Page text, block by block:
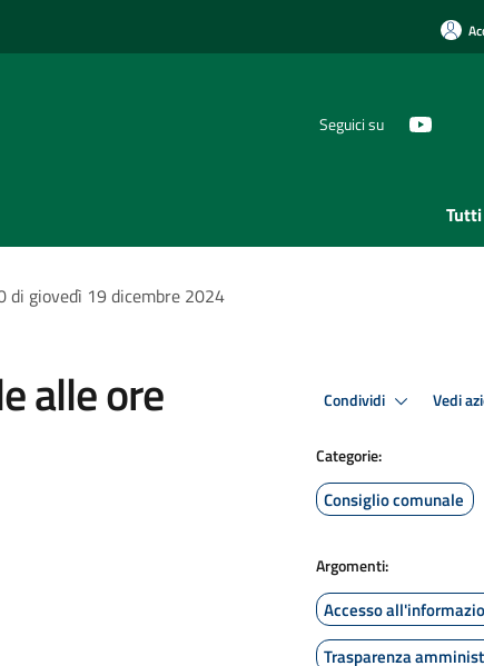
Seguici su
di giovedì 19 dicembre 2024
alle ore
Condividi Vedi
Categorie:
Consiglio comunale
Argomenti:
Accesso
Trasparenza